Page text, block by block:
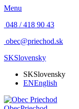
Menu
048 / 418 90 43
obec@priechod.sk
SKSlovensky
SKSlovensky
ENEnglish